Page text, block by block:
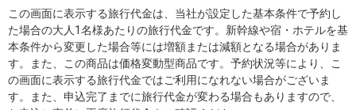
この画面に表示する旅行代金は、当社が設定した基本条件で予約し
た場合の大人1名様あたりの旅行代金です。新幹線や宿・ホテルを基
本条件から変更した場合等には増額または減額となる場合がありま
す。また、この商品は価格変動型商品です。予約状況等により、こ
の画面に表示する旅行代金ではご利用になれない場合がございま
す。また、申込完了までに旅行代金が変わる場合もありますので、